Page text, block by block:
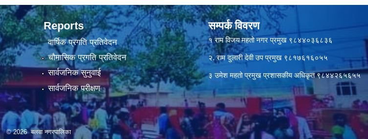
Reports
वार्षिक प्रगति प्रतिवेदन
चौमासिक प्रगति प्रतिवेदन
सार्वजनिक सुनुवाई
सार्वजनिक परीक्षण
सम्पर्क विवरण
१ राम विजय महतो नगर प्रमुख ९८४४०३६८३६
२. राम दुलारी देवी उप प्रमुख ९८१७६१६०५५
३ उमेश महतो प्रमुख प्रशासकीय अधिकृत ९८४४२६५६५५
© 2026 बलवा नगरपालिका